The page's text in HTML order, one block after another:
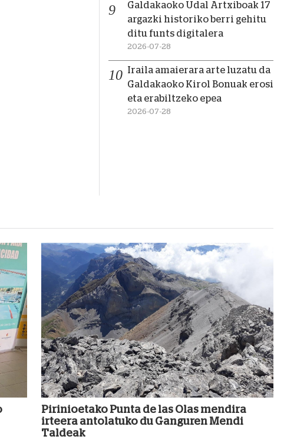
Galdakaoko Udal Artxiboak 17
argazki historiko berri gehitu
ditu funts digitalera
2026-07-28
Iraila amaierara arte luzatu da
Galdakaoko Kirol Bonuak erosi
eta erabiltzeko epea
2026-07-28
Pirinioetako Punta de las Olas mendira
irteera antolatuko du Ganguren Mendi
Taldeak